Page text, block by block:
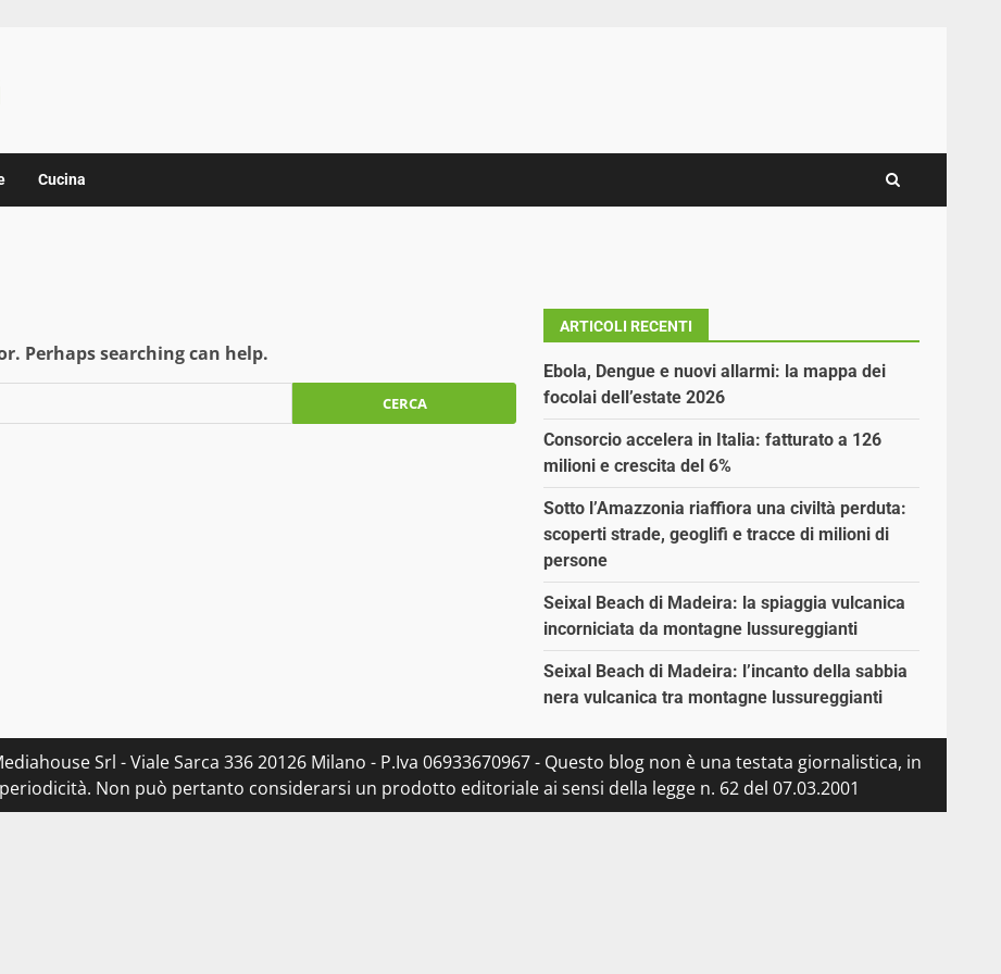
Cucina
Perhaps searching can help.
ARTICOLI RECENTI
Ebola, Dengue e nuovi allarmi: la mappa dei
focolai dell’estate 2026
Consorcio accelera in Italia: fatturato a 126
milioni e crescita del 6%
Sotto l’Amazzonia riaffiora una civiltà perduta:
scoperti strade, geoglifi e tracce di milioni di
persone
Seixal Beach di Madeira: la spiaggia vulcanica
incorniciata da montagne lussureggianti
Seixal Beach di Madeira: l’incanto della sabbia
nera vulcanica tra montagne lussureggianti
Srl - Viale Sarca 336 20126 Milano - P.Iva 06933670967 - Questo blog non è una testata giornalistica, in
Non può pertanto considerarsi un prodotto editoriale ai sensi della legge n. 62 del 07.03.2001